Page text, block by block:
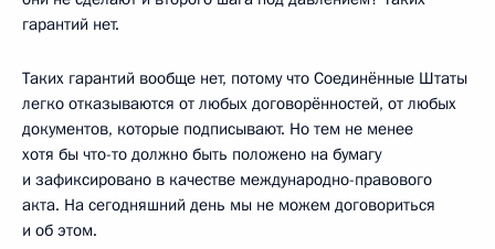
гарантий нет.
Таких гарантий вообще нет, потому что Соединённые Штаты
легко отказываются от любых договорённостей, от любых
документов, которые подписывают. Но тем не менее
хотя бы что-то должно быть положено на бумагу
и зафиксировано в качестве международно-правового
акта. На сегодняшний день мы не можем договориться
и об этом.